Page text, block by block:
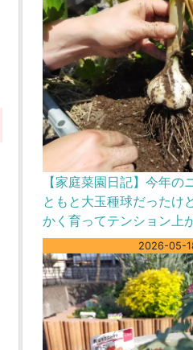
【家庭菜園日記】今年の
ともと大玉種球だったけ
かく育ってテンション上
2026-05-